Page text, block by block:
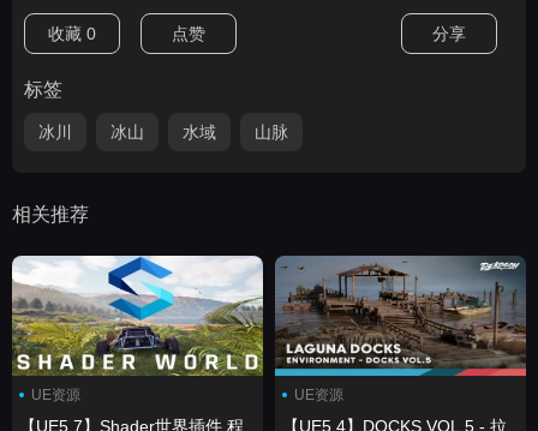
收藏 0 点赞 分享
标签
冰川 冰山 水域 山脉
相关推荐
UE资源
【UE5.7】Shader世界插件 程
UE资源
【UE5.4】DOCKS VOL.5 - 拉